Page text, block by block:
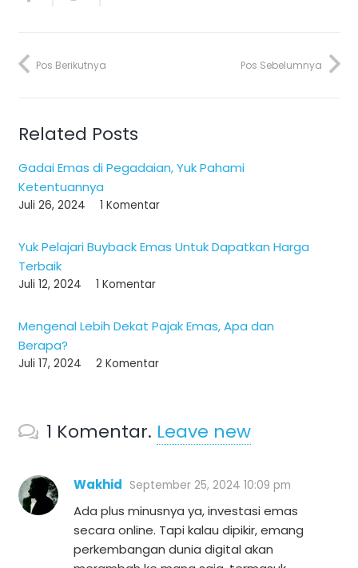
Pos Sebelumnya
Pos Berikutnya
Related Posts
Gadai Emas di Pegadaian, Yuk Pahami
Ketentuannya
Juli 26, 2024 1 Komentar
Yuk Pelajari Buyback Emas Untuk Dapatkan Harga
Terbaik
Juli 12, 2024 1 Komentar
Mengenal Lebih Dekat Pajak Emas, Apa dan
Berapa?
Juli 17, 2024 2 Komentar
1 Komentar. Leave new
Wakhid September 25, 2024 10:09 pm
Ada plus minusnya ya, investasi emas
secara online. Tapi kalau dipikir, emang
perkembangan dunia digital akan